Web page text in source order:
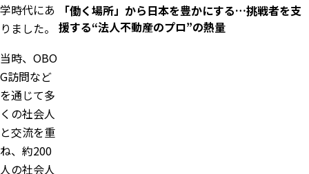
学時代にあ
りました。
当時、OBO
G訪問など
を通じて多
くの社会人
と交流を重
ね、約200
人の社会人
「働く場所」から日本を豊かにする…挑戦者を支
援する“法人不動産のプロ”の熱量